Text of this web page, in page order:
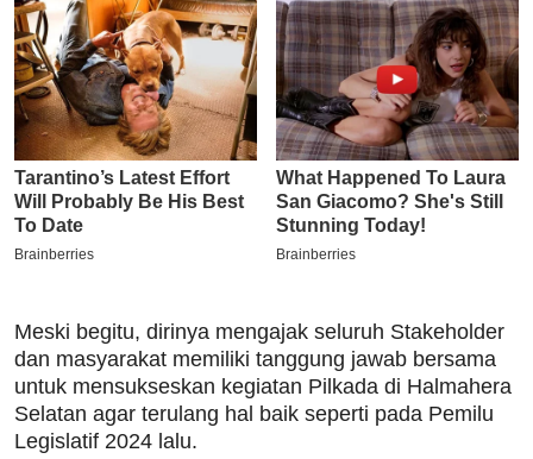
Meski begitu, dirinya mengajak seluruh Stakeholder
dan masyarakat memiliki tanggung jawab bersama
untuk mensukseskan kegiatan Pilkada di Halmahera
Selatan agar terulang hal baik seperti pada Pemilu
Legislatif 2024 lalu.